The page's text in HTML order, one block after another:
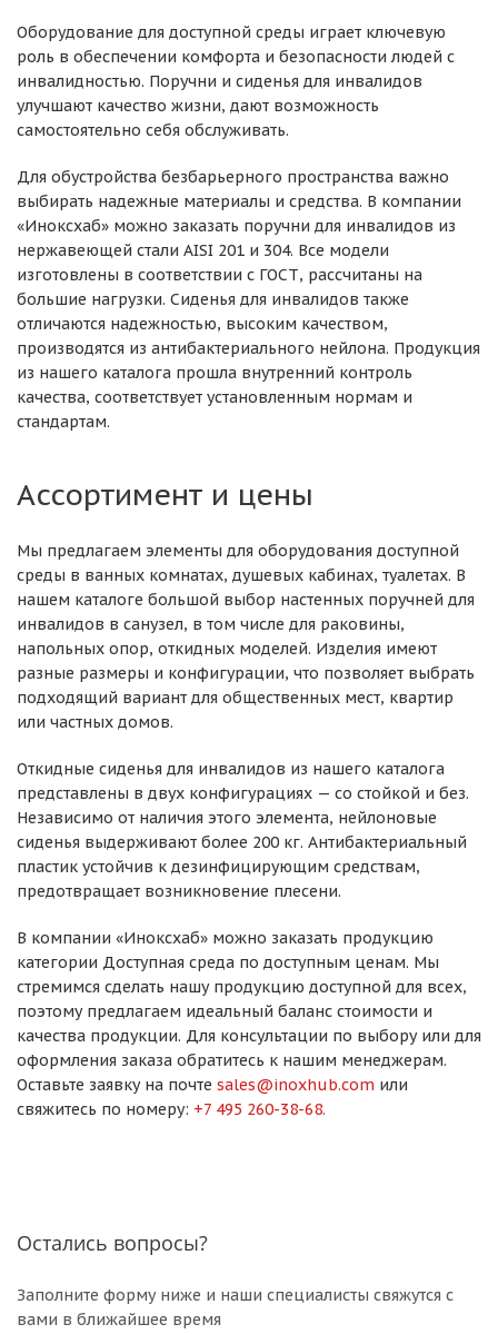
Оборудование для доступной среды играет ключевую
роль в обеспечении комфорта и безопасности людей с
инвалидностью. Поручни и сиденья для инвалидов
улучшают качество жизни, дают возможность
самостоятельно себя обслуживать.
Для обустройства безбарьерного пространства важно
выбирать надежные материалы и средства. В компании
«Иноксхаб» можно заказать поручни для инвалидов из
нержавеющей стали AISI 201 и 304. Все модели
изготовлены в соответствии с ГОСТ, рассчитаны на
большие нагрузки. Сиденья для инвалидов также
отличаются надежностью, высоким качеством,
производятся из антибактериального нейлона. Продукция
из нашего каталога прошла внутренний контроль
качества, соответствует установленным нормам и
стандартам.
Ассортимент и цены
Мы предлагаем элементы для оборудования доступной
среды в ванных комнатах, душевых кабинах, туалетах. В
нашем каталоге большой выбор настенных поручней для
инвалидов в санузел, в том числе для раковины,
напольных опор, откидных моделей. Изделия имеют
разные размеры и конфигурации, что позволяет выбрать
подходящий вариант для общественных мест, квартир
или частных домов.
Откидные сиденья для инвалидов из нашего каталога
представлены в двух конфигурациях — со стойкой и без.
Независимо от наличия этого элемента, нейлоновые
сиденья выдерживают более 200 кг. Антибактериальный
пластик устойчив к дезинфицирующим средствам,
предотвращает возникновение плесени.
В компании «Иноксхаб» можно заказать продукцию
категории Доступная среда по доступным ценам. Мы
стремимся сделать нашу продукцию доступной для всех,
поэтому предлагаем идеальный баланс стоимости и
качества продукции. Для консультации по выбору или для
оформления заказа обратитесь к нашим менеджерам.
Оставьте заявку на почте sales@inoxhub.com или
свяжитесь по номеру: +7 495 260-38-68.
Остались вопросы?
Заполните форму ниже и наши специалисты свяжутся с
вами в ближайшее время